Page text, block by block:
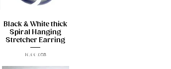
Black & White thick
Spiral Hanging
Stretcher Earring
Prix
10,00 £GB